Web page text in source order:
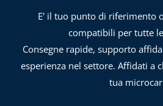
E' il tuo punto di riferimento
compatibili per tutte
Consegne rapide, supporto
esperienza nel settore. Affidati a
tua